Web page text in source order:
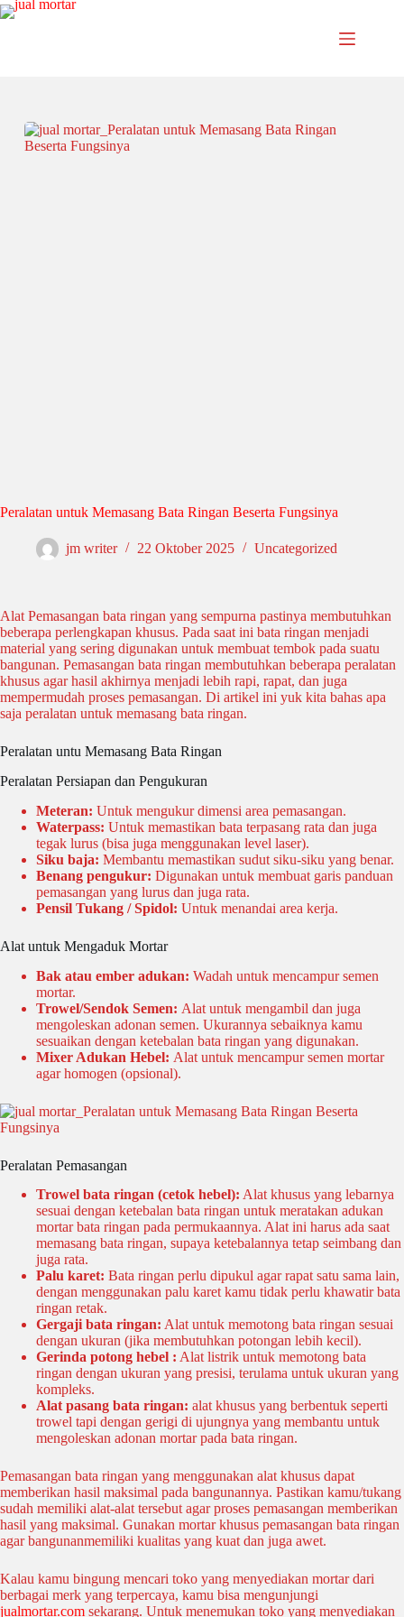
Peralatan untuk Memasang Bata Ringan Beserta Fungsinya
jm writer 22 Oktober 2025 Uncategorized
Alat Pemasangan bata ringan yang sempurna pastinya membutuhkan
beberapa perlengkapan khusus. Pada saat ini bata ringan menjadi
material yang sering digunakan untuk membuat tembok pada suatu
bangunan. Pemasangan bata ringan membutuhkan beberapa peralatan
khusus agar hasil akhirnya menjadi lebih rapi, rapat, dan juga
mempermudah proses pemasangan. Di artikel ini yuk kita bahas apa
saja peralatan untuk memasang bata ringan.
Peralatan untu Memasang Bata Ringan
Peralatan Persiapan dan Pengukuran
Meteran: Untuk mengukur dimensi area pemasangan.
Waterpass: Untuk memastikan bata terpasang rata dan juga
tegak lurus (bisa juga menggunakan level laser).
Siku baja: Membantu memastikan sudut siku-siku yang benar.
Benang pengukur: Digunakan untuk membuat garis panduan
pemasangan yang lurus dan juga rata.
Pensil Tukang / Spidol: Untuk menandai area kerja.
Alat untuk Mengaduk Mortar
Bak atau ember adukan: Wadah untuk mencampur semen
mortar.
Trowel/Sendok Semen: Alat untuk mengambil dan juga
mengoleskan adonan semen. Ukurannya sebaiknya kamu
sesuaikan dengan ketebalan bata ringan yang digunakan.
Mixer Adukan Hebel: Alat untuk mencampur semen mortar
agar homogen (opsional).
Peralatan Pemasangan
Trowel bata ringan (cetok hebel): Alat khusus yang lebarnya
sesuai dengan ketebalan bata ringan untuk meratakan adukan
mortar bata ringan pada permukaannya. Alat ini harus ada saat
memasang bata ringan, supaya ketebalannya tetap seimbang dan
juga rata.
Palu karet: Bata ringan perlu dipukul agar rapat satu sama lain,
dengan menggunakan palu karet kamu tidak perlu khawatir bata
ringan retak.
Gergaji bata ringan: Alat untuk memotong bata ringan sesuai
dengan ukuran (jika membutuhkan potongan lebih kecil).
Gerinda potong hebel : Alat listrik untuk memotong bata
ringan dengan ukuran yang presisi, terulama untuk ukuran yang
kompleks.
Alat pasang bata ringan: alat khusus yang berbentuk seperti
trowel tapi dengan gerigi di ujungnya yang membantu untuk
mengoleskan adonan mortar pada bata ringan.
Pemasangan bata ringan yang menggunakan alat khusus dapat
memberikan hasil maksimal pada bangunannya. Pastikan kamu/tukang
sudah memiliki alat-alat tersebut agar proses pemasangan memberikan
hasil yang maksimal. Gunakan mortar khusus pemasangan bata ringan
agar bangunanmemiliki kualitas yang kuat dan juga awet.
Kalau kamu bingung mencari toko yang menyediakan mortar dari
berbagai merk yang terpercaya, kamu bisa mengunjungi
jualmortar.com sekarang. Untuk menemukan toko yang menyediakan